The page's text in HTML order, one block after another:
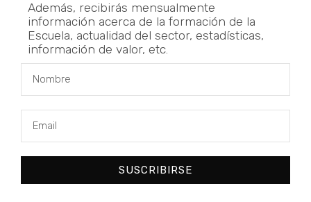
Además, recibirás mensualmente
información acerca de la formación de la
Escuela, actualidad del sector, estadísticas,
información de valor, etc.
SUSCRIBIRSE